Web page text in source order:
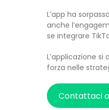
L’app ha
anche
se integrare
L’applicazione
forza nelle
Contattaci